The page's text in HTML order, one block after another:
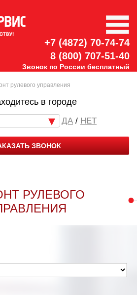
+7 (4872) 70-74-74
8 (800) 707-51-40
Звонок по России бесплатный
рулевого управления
в городе
/ НЕТ
ЗВОНОК
РУЛЕВОГО